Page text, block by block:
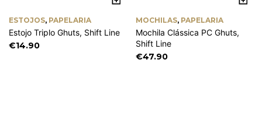
ESTOJOS, PAPELARIA
Estojo Triplo Ghuts, Shift Line
€14.90
MOCHILAS, PAPELARIA
Mochila Clássica PC Ghuts,
Shift Line
€47.90